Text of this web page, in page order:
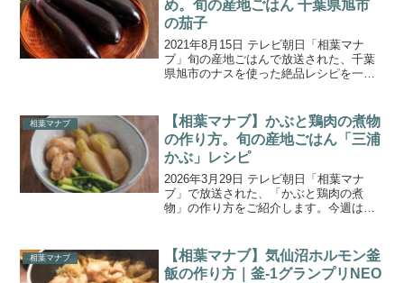
め。旬の産地ごはん 千葉県旭市
の茄子
2021年8月15日 テレビ朝日「相葉マナ
ブ」旬の産地ごはんで放送された、千葉
県旭市のナスを使った絶品レシピを一覧
を多く含み、料理するとトロトロになる
夏のナスを使った絶...
相葉マナブ
【相葉マナブ】かぶと鶏肉の煮物
の作り方。旬の産地ごはん「三浦
かぶ」レシピ
2026年3月29日 テレビ朝日「相葉マナ
ブ」で放送された、「かぶと鶏肉の煮
物」の作り方をご紹介します。今週は神
甘くてみずみずしく、やわらかいのが特
長の“三浦かぶ”と...
相葉マナブ
【相葉マナブ】気仙沼ホルモン釜
飯の作り方｜釜-1グランプリNEO